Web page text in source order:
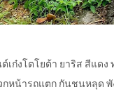
เก๋งโตโยต้า ยาริส สีแด
หน้ารถแตก กันชนหลุด